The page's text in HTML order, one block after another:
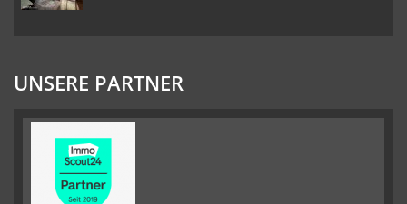
UNSERE PARTNER